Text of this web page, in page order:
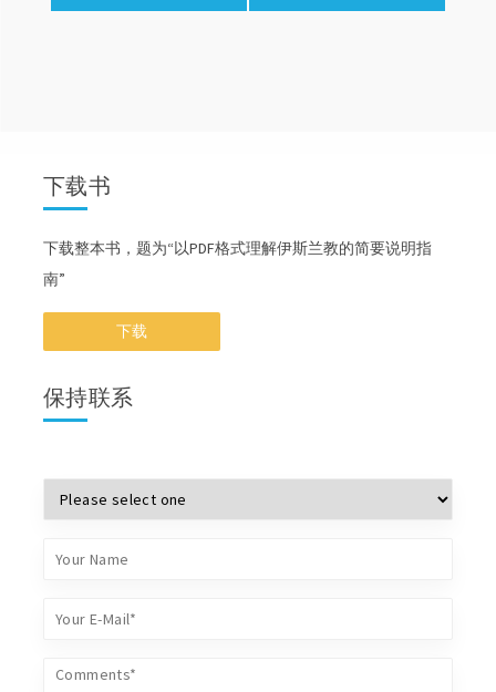
下载书
下载整本书，题为“以PDF格式理解伊斯兰教的简要说明指
南”
下载
保持联系